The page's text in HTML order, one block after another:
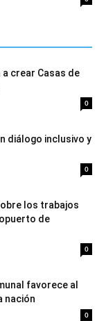
crear Casas de
0
diálogo inclusivo y
0
los trabajos
de
0
favorece al
nación
0